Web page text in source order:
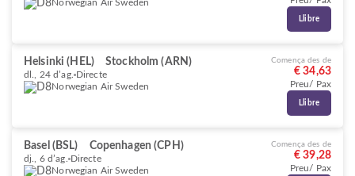
Norwegian Air Sweden
Llibre
Helsinki (HEL) Stockholm (ARN)
dl., 24 d’ag. Directe
Norwegian Air Sweden
Comença des de
€ 34,63
Preu/ Pax
Llibre
Basel (BSL) Copenhagen (CPH)
dj., 6 d’ag. Directe
Norwegian Air Sweden
Comença des de
€ 39,28
Preu/ Pax